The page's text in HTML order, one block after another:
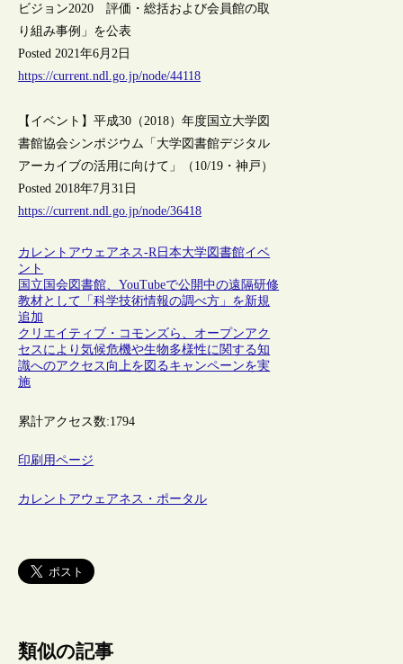
ビジョン2020 評価・総括および会員館の取
り組み事例」を公表
Posted 2021年6月2日
https://current.ndl.go.jp/node/44118
【イベント】平成30（2018）年度国立大学図
書館協会シンポジウム「大学図書館デジタル
アーカイブの活用に向けて」（10/19・神戸）
Posted 2018年7月31日
https://current.ndl.go.jp/node/36418
カレントアウェアネス-R日本大学図書館イベ
ント
国立国会図書館、YouTubeで公開中の遠隔研修
教材として「科学技術情報の調べ方」を新規
追加
クリエイティブ・コモンズら、オープンアク
セスにより気候危機や生物多様性に関する知
識へのアクセス向上を図るキャンペーンを実
施
累計アクセス数:1794
印刷用ページ
カレントアウェアネス・ポータル
類似の記事